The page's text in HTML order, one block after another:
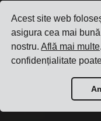
Acest site web
asigura cea mai
nostru.Află mai multe
confidențialitate
Resurse
Blog
Referințe
Integrări Transportatori